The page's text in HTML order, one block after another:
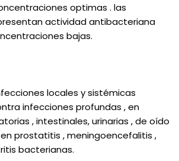
optimas . las
actividad antibacteriana
bajas.
locales y sistémicas
infecciones profundas , en
, intestinales, urinarias , de oído
prostatitis , meningoencefalitis ,
bacterianas.